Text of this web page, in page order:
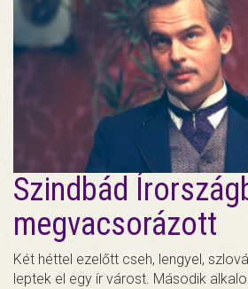
Szindbád
megvacsorázott
Két héttel ezelőtt cseh, lengyel,
leptek el egy ír várost. Második